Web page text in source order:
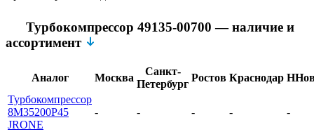
Турбокомпрессор 49135-00700 — наличие и
ассортимент
Аналог Москва
Санкт-
Петербург
Ростов Краснодар
Турбокомпрессор
8M35200P45
JRONE
- - - - -